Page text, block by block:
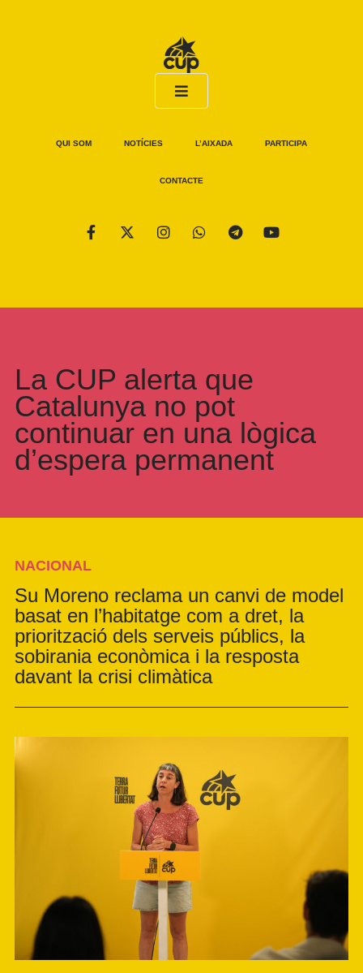
QUI SOM NOTÍCIES L’AIXADA PARTICIPA
CONTACTE
La CUP alerta que
Catalunya no pot
continuar en una lògica
d’espera permanent
NACIONAL
Su Moreno reclama un canvi de model
basat en l’habitatge com a dret, la
priorització dels serveis públics, la
sobirania econòmica i la resposta
davant la crisi climàtica